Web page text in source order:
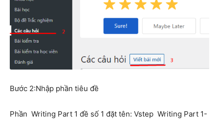
Bước 2:Nhập phần tiêu đề
Phần Writing Part 1 đề số 1 đặt tên: Vstep Writing Part 1-